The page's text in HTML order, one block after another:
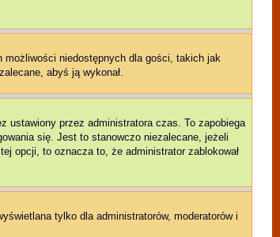
niedostępnych dla gości, takich jak
abyś ją wykonał.
ustawiony przez administratora czas. To zapobiega
się. Jest to stanowczo niezalecane, jeżeli
opcji, to oznacza to, że administrator zablokował
tylko dla administratorów, moderatorów i